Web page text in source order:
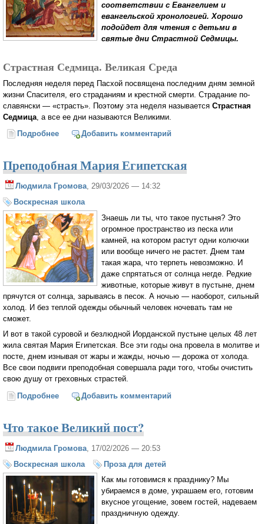
соответствии с Евангелием и
евангельской хронологией. Хорошо
подойдет для чтения с детьми в
святые дни Страстной Седмицы.
Страстная Седмица. Великая Среда
Последняя неделя перед Пасхой посвящена последним дням земной
жизни Спасителя, его страданиям и крестной смерти. Страдание по-
славянски — «страсть». Поэтому эта неделя называется Страстная
Седмица , а все ее дни называются Великими.
Подробнее о Детям о Страстной Седмице
Добавить комментарий
Преподобная Мария Египетская
Людмила Громова, 29/03/2026 — 14:32
Воскресная школа
Знаешь ли ты, что такое пустыня? Это
огромное пространство из песка или
камней, на котором растут одни колючки
или вообще ничего не растет. Днем там
такая жара, что терпеть невозможно. И
даже спрятаться от солнца негде. Редкие
животные, которые живут в пустыне, днем
прячутся от солнца, зарываясь в песок. А ночью — наоборот, сильный
холод. И без теплой одежды обычный человек ночевать там не
сможет.
И вот в такой суровой и безлюдной Иорданской пустыне целых 48 лет
жила святая Мария Египетская. Все эти годы она провела в молитве и
посте, днем изнывая от жары и жажды, ночью — дорожа от холода.
Все свои подвиги преподобная совершала ради того, чтобы очистить
свою душу от греховных страстей.
Подробнее о Преподобная Мария Египетская
Добавить комментарий
Что такое Великий пост?
Людмила Громова , 17/02/2026 — 20:53
Воскресная школа
Проза для детей
Как мы готовимся к празднику? Мы
убираемся в доме, украшаем его, готовим
вкусное угощение, зовем гостей, надеваем
праздничную одежду.